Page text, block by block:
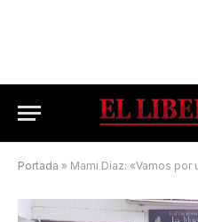
Portada » Mami Díaz: «Vamos por